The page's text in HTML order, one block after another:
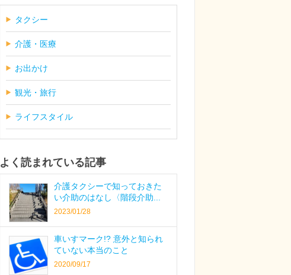
タクシー
介護・医療
お出かけ
観光・旅行
ライフスタイル
よく読まれている記事
介護タクシーで知っておきた
い介助のはなし〈階段介助...
2023/01/28
車いすマーク!? 意外と知られ
ていない本当のこと
2020/09/17